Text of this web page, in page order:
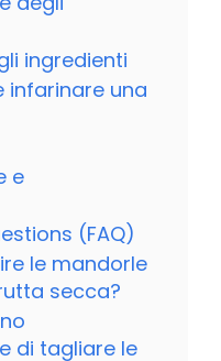
ingredienti
infarinare una
e
(FAQ)
le mandorle
secca?
di tagliare le